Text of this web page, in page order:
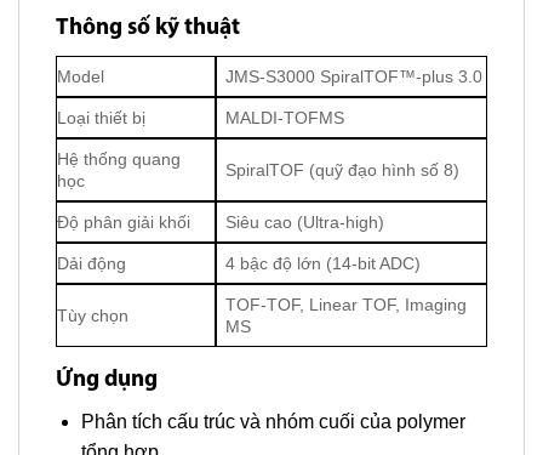
Thông số kỹ thuật
Model JMS-S3000 SpiralTOF™-plus 3.0
Loại thiết bị MALDI-TOFMS
Hệ thống quang
học
SpiralTOF (quỹ đạo hình số 8)
Độ phân giải khối Siêu cao (Ultra-high)
Dải động 4 bậc độ lớn (14-bit ADC)
Tùy chọn
TOF-TOF, Linear TOF, Imaging
MS
Ứng dụng
Phân tích cấu trúc và nhóm cuối của polymer